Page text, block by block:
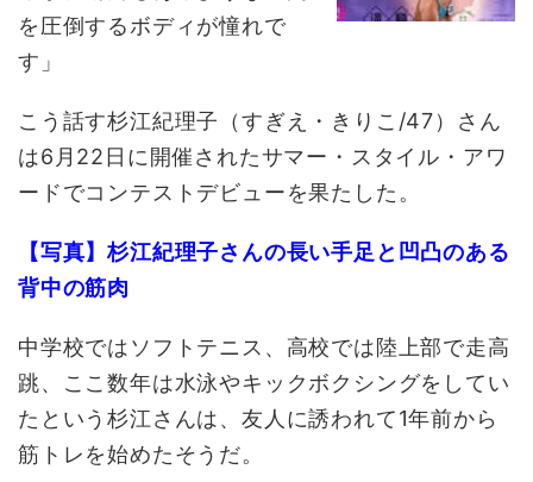
を圧倒するボディが憧れで
す」
こう話す杉江紀理子（すぎえ・きりこ/47）さん
は6月22日に開催されたサマー・スタイル・アワ
ードでコンテストデビューを果たした。
【写真】杉江紀理子さんの長い手足と凹凸のある
背中の筋肉
中学校ではソフトテニス、高校では陸上部で走高
跳、ここ数年は水泳やキックボクシングをしてい
たという杉江さんは、友人に誘われて1年前から
筋トレを始めたそうだ。